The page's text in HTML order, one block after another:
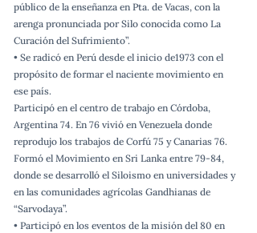
público de la enseñanza en Pta. de Vacas, con la
arenga pronunciada por Silo conocida como La
Curación del Sufrimiento”.
• Se radicó en Perú desde el inicio de1973 con el
propósito de formar el naciente movimiento en
ese país.
Participó en el centro de trabajo en Córdoba,
Argentina 74. En 76 vivió en Venezuela donde
reprodujo los trabajos de Corfú 75 y Canarias 76.
Formó el Movimiento en Sri Lanka entre 79-84,
donde se desarrolló el Siloismo en universidades y
en las comunidades agrícolas Gandhianas de
“Sarvodaya”.
• Participó en los eventos de la misión del 80 en